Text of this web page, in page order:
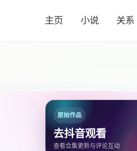
主页 小说 关系
原始作品
去抖音观看
查看合集更新与评论互动